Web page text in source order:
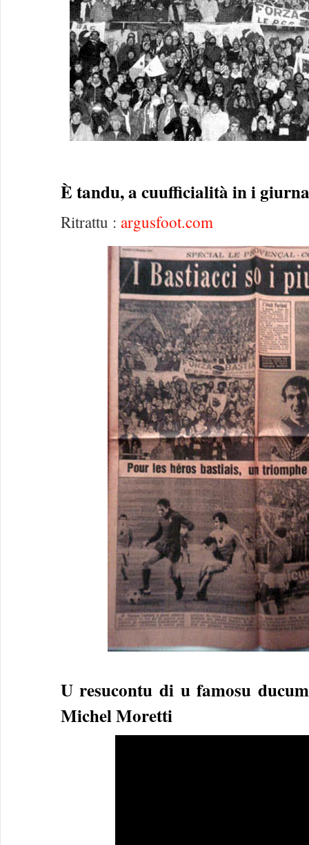
È tandu, a cuufficialità in i
Ritrattu : argusfoot.com
U resucontu di u famosu
Michel Moretti